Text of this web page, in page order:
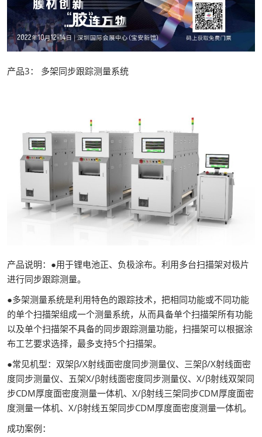
产品3： 多架同步跟踪测量系统
产品说明：●用于锂电池正、负极涂布。利用多台扫描架对极片
进行同步跟踪测量。
●多架测量系统是利用特色的跟踪技术，把相同功能或不同功能
的单个扫描架组成一个测量系统，从而具备单个扫描架所有功能
以及单个扫描架不具备的同步跟踪测量功能，扫描架可以根据涂
布工艺要求选择，最多支持5个扫描架。
●常见机型：双架β/X射线面密度同步测量仪、三架β/X射线面密
度同步测量仪、五架X/β射线面密度同步测量仪、X/β射线双架同
步CDM厚度面密度测量一体机、X/β射线三架同步CDM厚度面密
度测量一体机、X/β射线五架同步CDM厚度面密度测量一体机。
成功案例：